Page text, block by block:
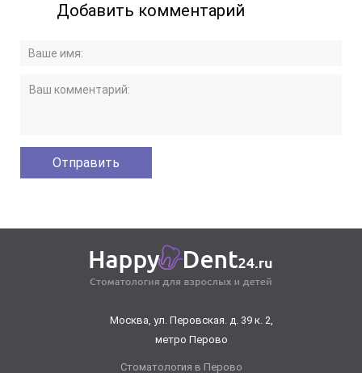
Добавить комментарий
Москва, ул. Перовская. д. 39 к. 2,
метро Перово
Стоматология в Перово